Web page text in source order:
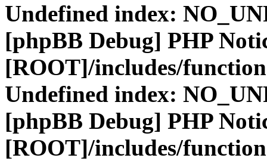
Undefined index:
[phpBB Debug] PHP
[ROOT]/includes/
Undefined index:
[phpBB Debug] PHP
[ROOT]/includes/